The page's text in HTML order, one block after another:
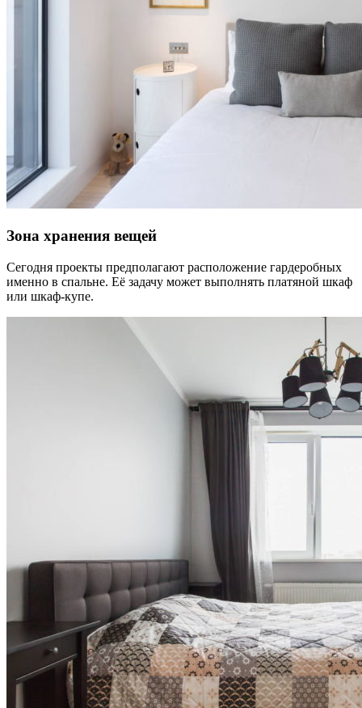
Зона хранения вещей
Сегодня проекты предполагают расположение гардеробных
именно в спальне. Её задачу может выполнять платяной шкаф
или шкаф-купе.